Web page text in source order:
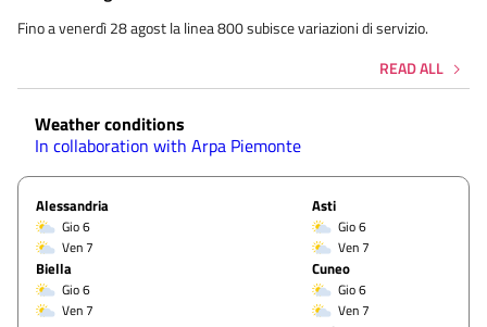
Fino a venerdì 28 agost la linea 800 subisce variazioni di servizio.
READ ALL
Weather conditions
In collaboration with Arpa Piemonte
Alessandria
Gio 6
Ven 7
Asti
Gio 6
Ven 7
Biella
Gio 6
Ven 7
Cuneo
Gio 6
Ven 7